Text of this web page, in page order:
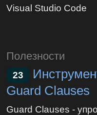
Visual Studio Code
Полезности
23
Guard Clauses
Guard Clauses -